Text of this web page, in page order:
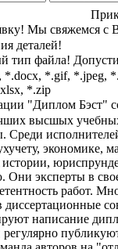
Мы свяжемся с
деталей!
тип файла!
*.docx, *.gif, *.jpeg,
*.zip
"Диплом Бэст"
высшых
Среди
экономике,
Они эксперты в
работ.
диссертационные
написание